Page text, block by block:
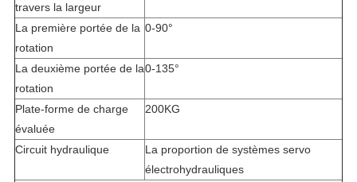
travers la largeur
La première portée de la
rotation
0-90°
La deuxième portée de la
rotation
0-135°
Plate-forme de charge
évaluée
200KG
Circuit hydraulique
La proportion de systèmes servo
électrohydrauliques